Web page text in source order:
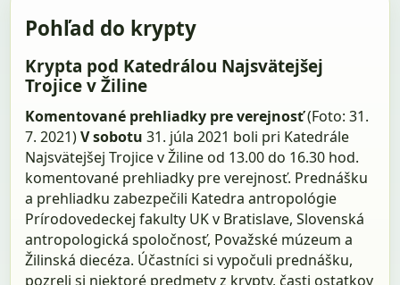
Pohľad do krypty
Krypta pod Katedrálou Najsvätejšej
Trojice v Žiline
Komentované prehliadky pre verejnosť(Foto: 31.
7. 2021)V sobotu31. júla 2021 boli pri Katedrále
Najsvätejšej Trojice v Žiline od 13.00 do 16.30 hod.
komentované prehliadky pre verejnosť. Prednášku
a prehliadku zabezpečili Katedra antropológie
Prírodovedeckej fakulty UK v Bratislave, Slovenská
antropologická spoločnosť, Považské múzeum a
Žilinská diecéza. Účastníci si vypočuli prednášku,
pozreli si niektoré predmety z krypty, časti ostatkov